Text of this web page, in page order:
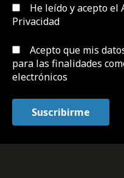
He leído y acepto el
Privacidad
Acepto que mis
para las finalidades
electrónicos